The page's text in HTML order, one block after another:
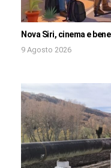
Nova Siri, cinema e
9 Agosto 2026